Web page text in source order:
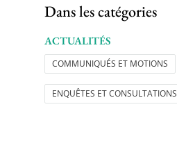
Dans les catégories
ACTUALITÉS
COMMUNIQUÉS ET MOTIONS
ENQUÊTES ET CONSULTATIONS